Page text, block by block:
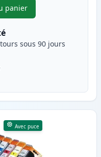
panier
Pack de 20 Canon PGI-525
sous 90 jours
Avec puce